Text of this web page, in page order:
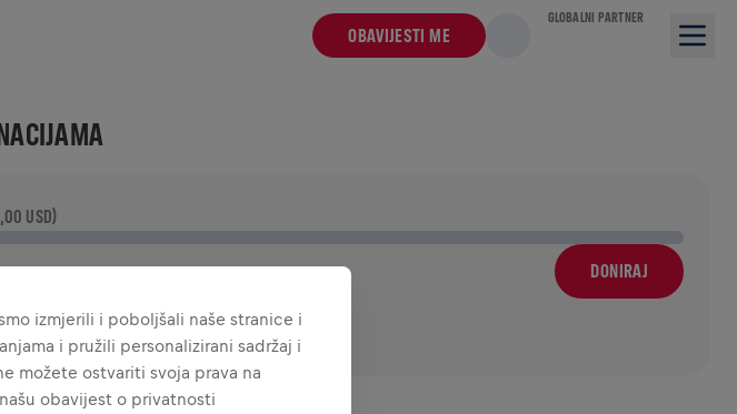
OBAVIJESTI ME
GLOBALNI PARTNER
USD)
DONIRAJ
iznosa tvoje donacije bit
leđne moždine.
izmjerili i poboljšali naše stranice i
i pružili personalizirani sadržaj i
možete ostvariti svoja prava na
obavijest o privatnosti